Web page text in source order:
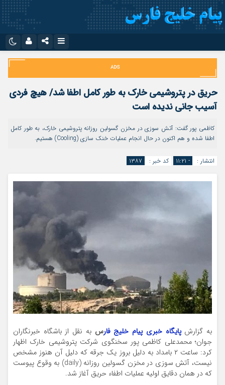
اینستاگرام
تلگرام
سروش
ایتا
آپارات
نام کاربری یا نشانی ایمیل
رمز عبور
مرا به خاطر بسپار
حریق در پتروشیمی خارک به طور کامل اطفا شد/ هیچ فردی
آسیب جانی ندیده است
کاظمی پور گفت: آتش سوزی در مخزن گسولین روزانه پتروشیمی خارک، به طور کامل
اطفا شده و هم اکنون در حال انجام عملیات خنک سازی (Cooling) هستیم.
انتشار : - ۱۱:۲۱ کد خبر : ۱۳۸۷
به گزارشپایگاه خبری پیام خلیج فارسبه نقل از باشگاه خبرنگاران
جوان؛ محمدعلی کاظمی پور سخنگوی شرکت پتروشیمی خارک اظهار
کرد: ساعت ۲ بامداد به دلیل بروز یک جرقه که دلیل آن هنوز مشخص
نیست، آتش سوزی در مخزن گسولین روزانه (daily) به وقوع پیوست
که در همان دقایق اولیه عملیات اطفاء حریق آغاز شد.